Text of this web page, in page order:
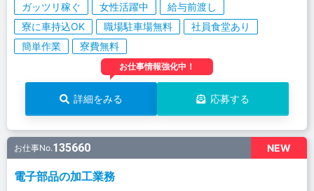
ガッツリ稼ぐ
女性活躍中
給与前渡し
寮に車持込OK
職場駐車場無料
社員食堂あり
簡単作業
寮費無料
お仕事情報強化中！
詳細をみる 応募する
NEW
お仕事No.135660
電子部品の加工業務